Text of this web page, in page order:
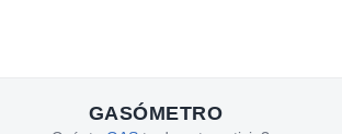
GASÓMETRO